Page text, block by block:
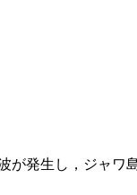
発生し，ジャワ